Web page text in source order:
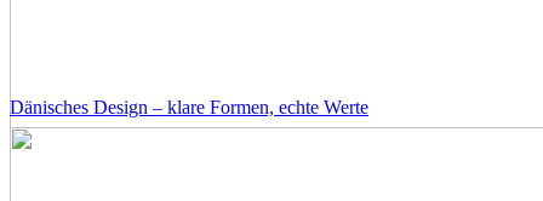
Dänisches Design – klare Formen, echte Werte